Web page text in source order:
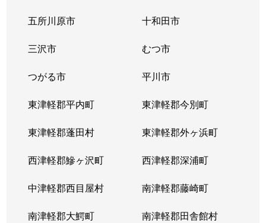
五所川原市 十和田市
三沢市 むつ市
つがる市 平川市
東津軽郡平内町 東津軽郡今別町
東津軽郡蓬田村 東津軽郡外ヶ浜町
西津軽郡鰺ヶ沢町 西津軽郡深浦町
中津軽郡西目屋村 南津軽郡藤崎町
南津軽郡大鰐町 南津軽郡田舎館村